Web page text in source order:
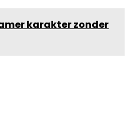
karakter zonder